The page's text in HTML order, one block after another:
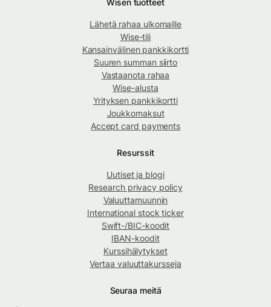
Lähetä rahaa ulkomaille
Wise-tili
Kansainvälinen pankkikortti
Suuren summan siirto
Vastaanota rahaa
Wise-alusta
Yrityksen pankkikortti
Joukkomaksut
Accept card payments
Resurssit
Uutiset ja blogi
Research privacy policy
Valuuttamuunnin
International stock ticker
Swift-/BIC-koodit
IBAN-koodit
Kurssihälytykset
Vertaa valuuttakursseja
Seuraa meitä